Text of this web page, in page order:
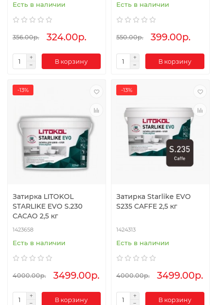
Есть в наличии
356.00р. 324.00р.
В корзину
Есть в наличии
550.00р. 399.00р.
В корзину
-13%
Затирка LITOKOL
STARLIKE EVO S.230
CACAO 2,5 кг
1423658
Есть в наличии
4000.00р. 3499.00р.
В корзину
-13%
Затирка Starlike EVO
S235 CAFFE 2,5 кг
1424313
Есть в наличии
4000.00р. 3499.00р.
В корзину